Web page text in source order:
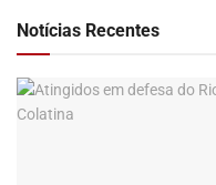
Notícias Recentes